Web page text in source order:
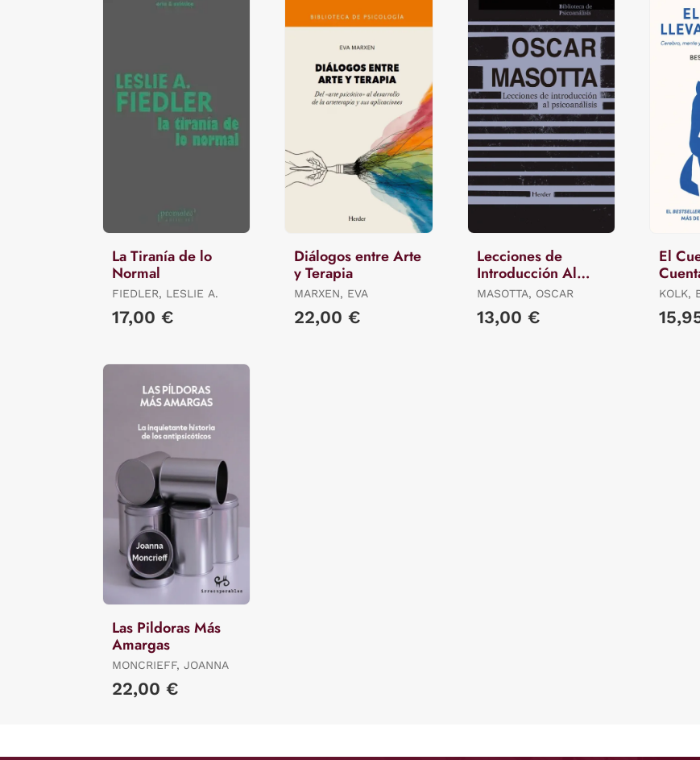
La Tiranía de lo
Normal
FIEDLER, LESLIE A.
17,00 €
Diálogos entre Arte
y Terapia
MARXEN, EVA
22,00 €
Lecciones de
Introducción Al
Psicoanálisis
MASOTTA, OSCAR
13,00 €
El
KOLK,
DER
Las Pildoras Más
Amargas
MONCRIEFF, JOANNA
22,00 €